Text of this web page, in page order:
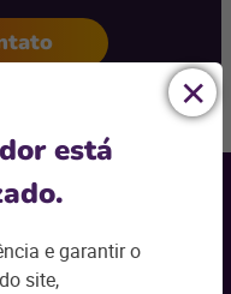
está
e garantir o
site,
e-mail